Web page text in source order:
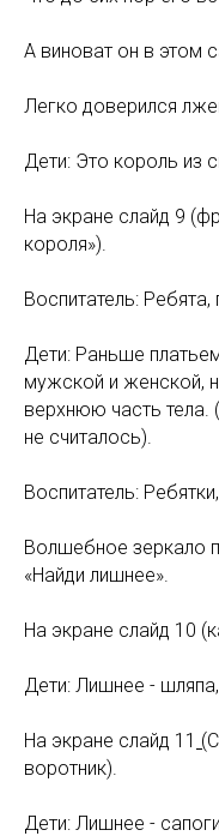
А виноват он в этом
Легко доверился
Дети: Это король из
На экране слайд 9
короля»).
Воспитатель:
Дети: Раньше
мужской и женской,
верхнюю часть
не считалось).
Воспитатель:
Волшебное зеркало
«Найди лишнее».
На экране слайд 10
Дети: Лишнее -
На экране слайд 11 (
воротник).
Дети: Лишнее -